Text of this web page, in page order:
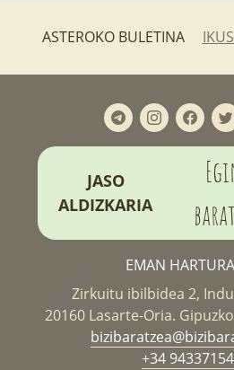
ASTEROKO BULETINA
JASO
ALDIZKARIA
EMAN
Zirkuitu ibilbidea 2,
20160 Lasarte-Oria.
+34